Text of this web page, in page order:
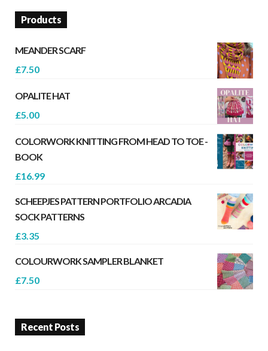
Products
MEANDER SCARF
£7.50
OPALITE HAT
£5.00
COLORWORK KNITTING FROM HEAD TO TOE -
BOOK
£16.99
SCHEEPJES PATTERN PORTFOLIO ARCADIA
SOCK PATTERNS
£3.35
COLOURWORK SAMPLER BLANKET
£7.50
Recent Posts